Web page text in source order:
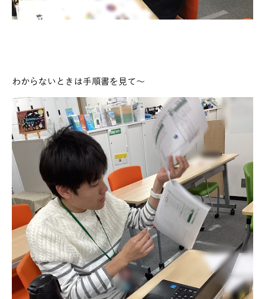
わからないときは手順書を見て～